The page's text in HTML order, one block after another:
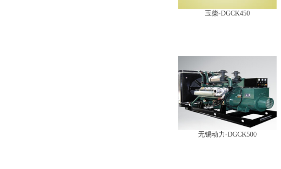
玉柴-DGCK450
无锡动力-DGCK500